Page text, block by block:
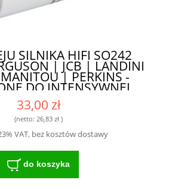
SILNIKA HIFI SO242
| JCB | LANDINI
| PERKINS -
DO INTENSYWNEJ
EKSPLOATACJI
33,00 zł
(netto: 26,83 zł)
VAT, bez kosztów dostawy
do koszyka